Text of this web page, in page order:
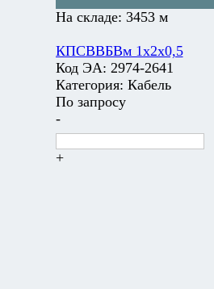
На складе: 3453 м
КПСВВБВм 1х2х0,5
Код ЭА: 2974-2641
Категория: Кабель
По запросу
-
+